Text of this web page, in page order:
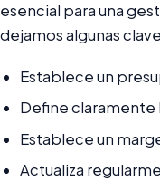
esencial para una
dejamos algunas
Establece un
Define claramente
Establece un
Actualiza